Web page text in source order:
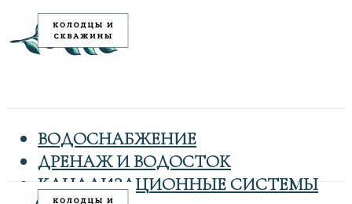
ВОДОСНАБЖЕНИЕ
ДРЕНАЖ И ВОДОСТОК
КАНАЛИЗАЦИОННЫЕ СИСТЕМЫ